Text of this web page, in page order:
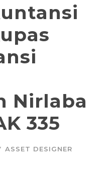
Nirlaba
335
ASSET DESIGNER